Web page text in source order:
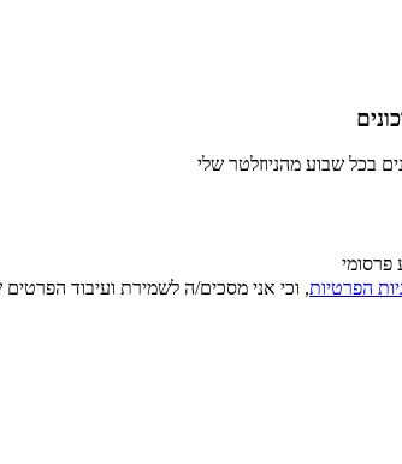
בכל שבוע מהניוזלטר שלי
פרסומי
הפרטיות, וכי אני מסכים/ה לשמירת ועיבוד